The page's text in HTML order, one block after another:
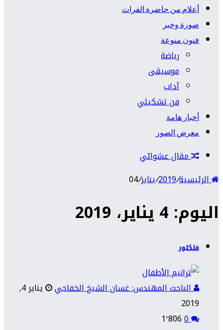
أعلام من حاضرة الفرات
صورة وخبر
فنون منوعة
رياضة
موسيقى
آداب
فن تشكيلي
أخبار هامة
معرض الصور
مقال عشوائي
الرئيسية/
2019
/يناير/
04
اليوم: 4 يناير، 2019
فلكلور
الباحث المهندس: غسان الشيخ الخفاجي
يناير 4,
2019
0